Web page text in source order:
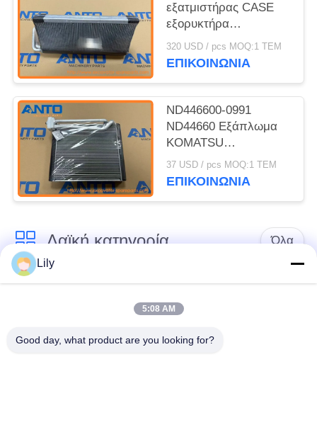
εξατμιστήρας CASE
εξορυκτήρα
εξαρτήματα
κλιματιστικού
320 USD / pcs MOQ:1 ΤΕΜ
ΕΠΙΚΟΙΝΩΝΙΑ
ND446600-0991
ND44660 Εξάπλωμα
KOMATSU
ανταλλακτικά
εξορυκτών για PC130
37 USD / pcs MOQ:1 ΤΕΜ
ΕΠΙΚΟΙΝΩΝΙΑ
Λαϊκή κατηγορία Όλα
Εκσκαφέας
Τελικό Drive
εκσκαφέων
εργαλείο
Lily
5:08 AM
Good day, what product are you looking for?